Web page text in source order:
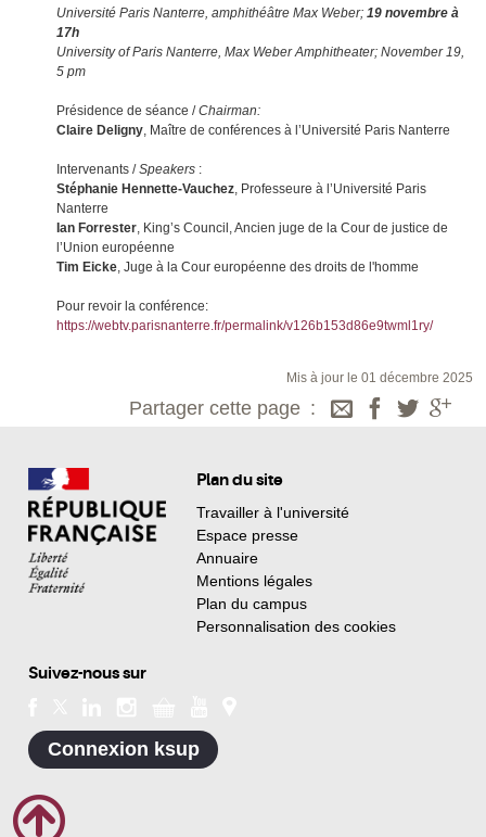
Université Paris Nanterre, amphithéâtre Max Weber; 19 novembre à
17h
University of Paris Nanterre, Max Weber Amphitheater; November 19,
5 pm
Présidence de séance /Chairman:
Claire Deligny, Maître de conférences à l’Université Paris Nanterre
Intervenants /Speakers :
Stéphanie Hennette-Vauchez, Professeure à l’Université Paris
Nanterre
Ian Forrester, King’s Council, Ancien juge de la Cour de justice de
l’Union européenne
Tim Eicke, Juge à la Cour européenne des droits de l'homme
Pour revoir la conférence:
https://webtv.parisnanterre.fr/permalink/v126b153d86e9twml1ry/
Mis à jour le 01 décembre 2025
Partager cette page
Plan du site
Travailler à l'université
Espace presse
Annuaire
Mentions légales
Plan du campus
Personnalisation des cookies
Suivez-nous sur
Connexion ksup